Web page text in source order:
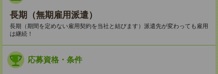
長期（無期雇用派遣）
長期（期間を定めない雇用契約を当社と結びます）派遣先が変わっても雇用
は継続！
応募資格・条件